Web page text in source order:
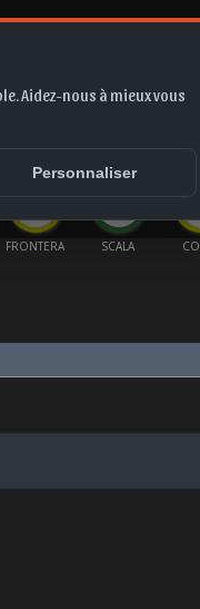
Aidez-nous à mieux vous
Personnaliser
SCALA CORSA